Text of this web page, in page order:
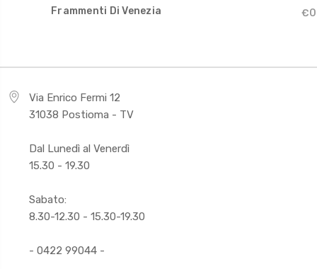
Frammenti Di Venezia
Via Enrico Fermi 12
31038 Postioma - TV
Dal Lunedì al Venerdì
15.30 - 19.30
Sabato:
8.30-12.30 - 15.30-19.30
- 0422 99044 -